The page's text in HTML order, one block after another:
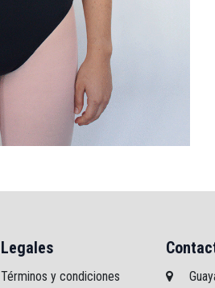
Legales
Términos y condiciones